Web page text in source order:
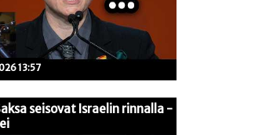
13:57
seisovat Israelin rinnalla -